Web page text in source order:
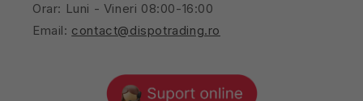
Orar: Luni - Vineri 08:00-16:00
Email: contact@dispotrading.ro